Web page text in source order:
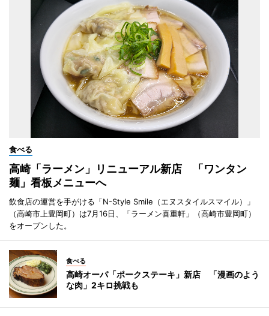
食べる
高崎「ラーメン」リニューアル新店 「ワンタン
麺」看板メニューへ
飲食店の運営を手がける「N-Style Smile（エヌスタイルスマイル）」
（高崎市上豊岡町）は7月16日、「ラーメン喜重軒」（高崎市豊岡町）
をオープンした。
食べる
高崎オーパ「ポークステーキ」新店 「漫画のよう
な肉」2キロ挑戦も